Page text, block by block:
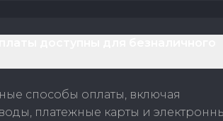
способы оплаты, включая
платежные карты и